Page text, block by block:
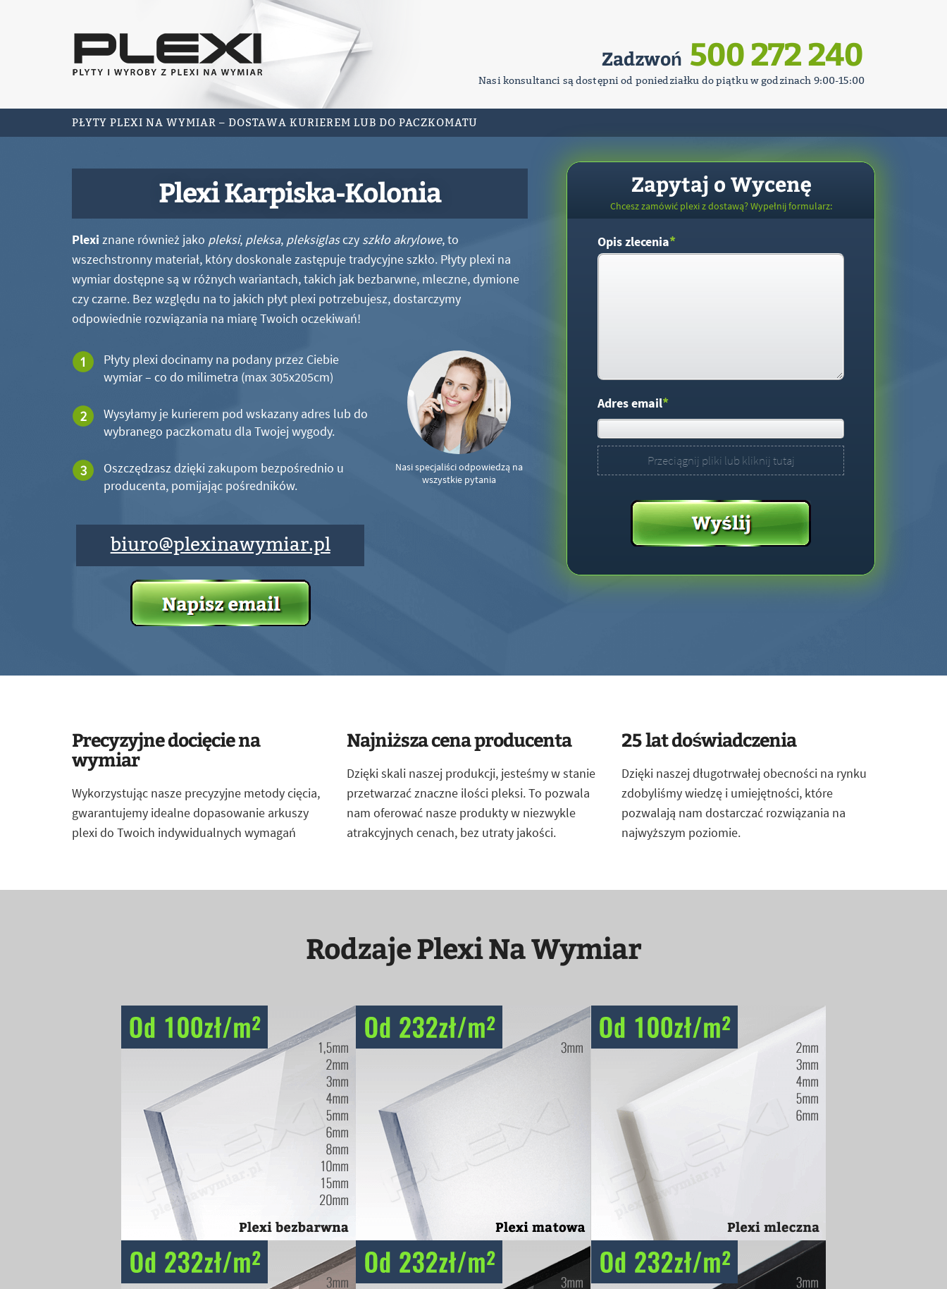
Zadzwoń 500 272 240
Nasi konsultanci są dostępni od poniedziałku do piątku w godzinach 9:00-15:00
PŁYTY PLEXI NA WYMIAR – DOSTAWA KURIEREM LUB DO PACZKOMATU
Plexi Karpiska-Kolonia
Plexi znane również jako pleksi, pleksa, pleksiglasczy szkło akrylowe, to
wszechstronny materiał, który doskonale zastępuje tradycyjne szkło. Płyty plexi na
wymiar dostępne są w różnych wariantach, takich jak bezbarwne, mleczne, dymione
czy czarne. Bez względu na to jakich płyt plexi potrzebujesz, dostarczymy
odpowiednie rozwiązania na miarę Twoich oczekiwań!
Płyty plexi docinamy na podany przez Ciebie
wymiar – co do milimetra (max 305x205cm)
Wysyłamy je kurierem pod wskazany adres lub do
wybranego paczkomatu dla Twojej wygody.
Oszczędzasz dzięki zakupom bezpośrednio u
producenta, pomijając pośredników.
biuro@plexinawymiar.pl
Nasi specjaliści odpowiedzą na
wszystkie pytania
Zapytaj o Wycenę
Chcesz zamówić plexi z dostawą? Wypełnij formularz:
Opis zlecenia*
Adres email*
Przeciągnij pliki lub kliknij tutaj
Precyzyjne docięcie na
wymiar
Wykorzystując nasze precyzyjne metody cięcia,
gwarantujemy idealne dopasowanie arkuszy
plexi do Twoich indywidualnych wymagań
Najniższa cena producenta
Dzięki skali naszej produkcji, jesteśmy w stanie
przetwarzać znaczne ilości pleksi. To pozwala
nam oferować nasze produkty w niezwykle
atrakcyjnych cenach, bez utraty jakości.
25 lat doświadczenia
Dzięki naszej długotrwałej obecności na rynku
zdobyliśmy wiedzę i umiejętności, które
pozwalają nam dostarczać rozwiązania na
najwyższym poziomie.
Rodzaje Plexi Na Wymiar